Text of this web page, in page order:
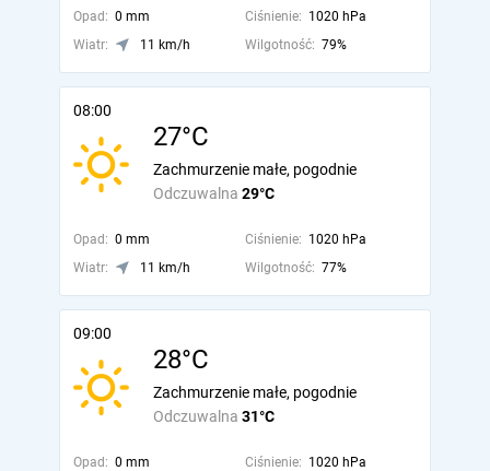
Opad: 0 mm Ciśnienie: 1020 hPa
Wiatr:
11 km/h Wilgotność: 79%
08:00
27°C
Odczuwalna 29°C
Zachmurzenie małe, pogodnie
Opad: 0 mm Ciśnienie: 1020 hPa
Wiatr:
11 km/h Wilgotność: 77%
09:00
28°C
Odczuwalna 31°C
Zachmurzenie małe, pogodnie
Opad: 0 mm Ciśnienie: 1020 hPa